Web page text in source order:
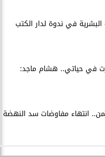
البشرية في ندوة لدار الكتب
في حياتي.. هشام ماجد:
انتهاء مفاوضات سد النهضة